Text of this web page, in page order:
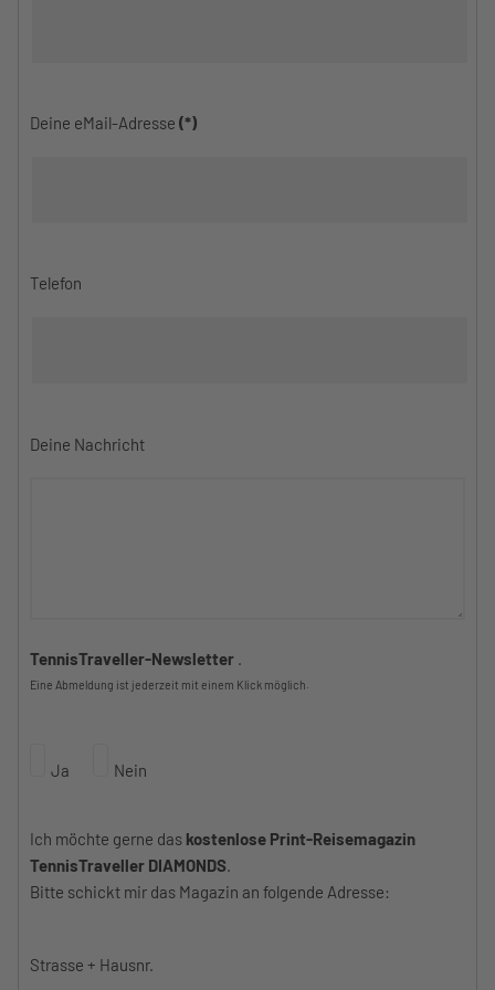
Deine eMail-Adresse (*)
Telefon
Deine Nachricht
TennisTraveller-Newsletter .
Eine Abmeldung ist jederzeit mit einem Klick möglich.
Ja Nein
Ich möchte gerne das kostenlose Print-Reisemagazin
TennisTraveller DIAMONDS.
Bitte schickt mir das Magazin an folgende Adresse:
Strasse + Hausnr.